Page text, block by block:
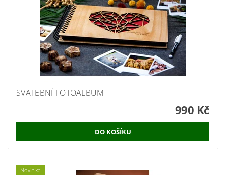
SVATEBNÍ FOTOALBUM
990 Kč
Novinka